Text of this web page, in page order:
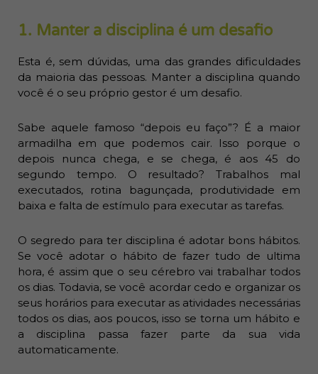
1. Manter a disciplina é um desafio
Esta é, sem dúvidas, uma das grandes dificuldades
da maioria das pessoas. Manter a disciplina quando
você é o seu próprio gestor é um desafio.
Sabe aquele famoso “depois eu faço”? É a maior
armadilha em que podemos cair. Isso porque o
depois nunca chega, e se chega, é aos 45 do
segundo tempo. O resultado? Trabalhos mal
executados, rotina bagunçada, produtividade em
baixa e falta de estímulo para executar as tarefas.
O segredo para ter disciplina é adotar bons hábitos.
Se você adotar o hábito de fazer tudo de ultima
hora, é assim que o seu cérebro vai trabalhar todos
os dias. Todavia, se você acordar cedo e organizar os
seus horários para executar as atividades necessárias
todos os dias, aos poucos, isso se torna um hábito e
a disciplina passa fazer parte da sua vida
automaticamente.